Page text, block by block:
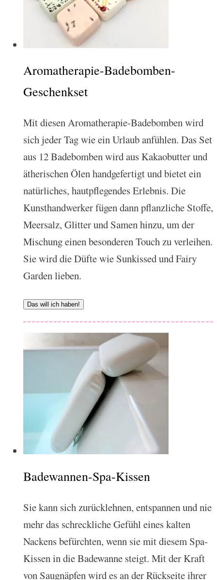
Aromatherapie-Badebomben-
Geschenkset
Mit diesen Aromatherapie-Badebomben wird
sich jeder Tag wie ein Urlaub anfühlen. Das Set
aus 12 Badebomben wird aus Kakaobutter und
ätherischen Ölen handgefertigt und bietet ein
natürliches, hautpflegendes Erlebnis. Die
Kunsthandwerker fügen dann pflanzliche Stoffe,
Meersalz, Glitter und Samen hinzu, um der
Mischung einen besonderen Touch zu verleihen.
Sie wird die Düfte wie Sunkissed und Fairy
Garden lieben.
Das will ich haben!
Badewannen-Spa-Kissen
Sie kann sich zurücklehnen, entspannen und nie
mehr das schreckliche Gefühl eines kalten
Nackens befürchten, wenn sie mit diesem Spa-
Kissen in die Badewanne steigt. Mit der Kraft
von Saugnäpfen wird es an der Rückseite ihrer